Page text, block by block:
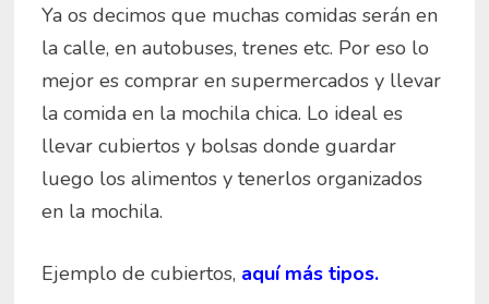
Ya os decimos que muchas comidas serán en
la calle, en autobuses, trenes etc. Por eso lo
mejor es comprar en supermercados y llevar
la comida en la mochila chica. Lo ideal es
llevar cubiertos y bolsas donde guardar
luego los alimentos y tenerlos organizados
en la mochila.
Ejemplo de cubiertos, aquí más tipos.